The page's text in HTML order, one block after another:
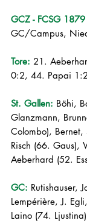
GCZ - FCSG
GC/Campus,
Tore: 21.
0:2, 44. Papai
St. Gallen: Böhi,
Glanzmann,
Colombo),
Risch (66. Gaus),
Aeberhard (52.
GC: Rutishauser,
Lempérière, J.
Laino (74.